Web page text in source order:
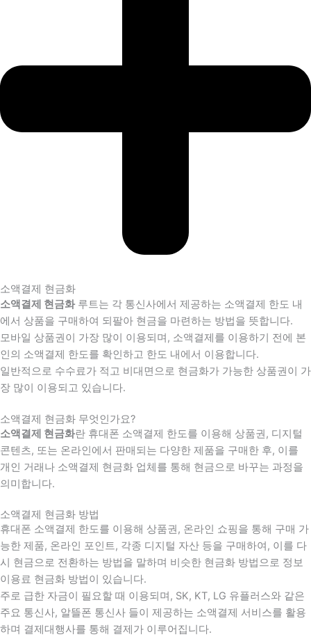
소액결제 현금화
소액결제 현금화루트는 각 통신사에서 제공하는 소액결제 한도 내
에서 상품을 구매하여 되팔아 현금을 마련하는 방법을 뜻합니다.
모바일 상품권이 가장 많이 이용되며, 소액결제를 이용하기 전에 본
인의 소액결제 한도를 확인하고 한도 내에서 이용합니다.
일반적으로 수수료가 적고 비대면으로 현금화가 가능한 상품권이 가
장 많이 이용되고 있습니다.
소액결제 현금화 무엇인가요?
소액결제 현금화란 휴대폰 소액결제 한도를 이용해 상품권, 디지털
콘텐츠, 또는 온라인에서 판매되는 다양한 제품을 구매한 후, 이를
개인 거래나 소액결제 현금화 업체를 통해 현금으로 바꾸는 과정을
의미합니다.
소액결제 현금화 방법
휴대폰 소액결제 한도를 이용해 상품권, 온라인 쇼핑을 통해 구매 가
능한 제품, 온라인 포인트, 각종 디지털 자산 등을 구매하여, 이를 다
시 현금으로 전환하는 방법을 말하며 비슷한 현금화 방법으로 정보
이용료 현금화 방법이 있습니다.
주로 급한 자금이 필요할 때 이용되며, SK, KT, LG 유플러스와 같은
주요 통신사, 알뜰폰 통신사 들이 제공하는 소액결제 서비스를 활용
하며 결제대행사를 통해 결제가 이루어집니다.